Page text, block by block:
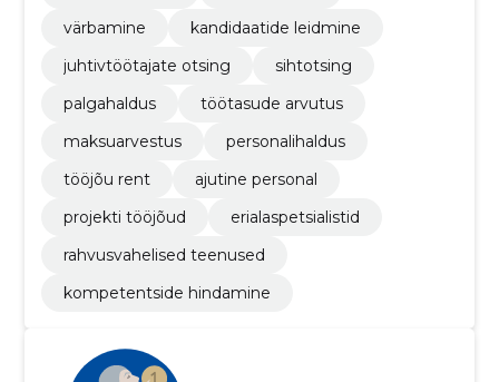
värbamine
kandidaatide leidmine
juhtivtöötajate otsing
sihtotsing
palgahaldus
töötasude arvutus
maksuarvestus
personalihaldus
tööjõu rent
ajutine personal
projekti tööjõud
erialaspetsialistid
rahvusvahelised teenused
kompetentside hindamine